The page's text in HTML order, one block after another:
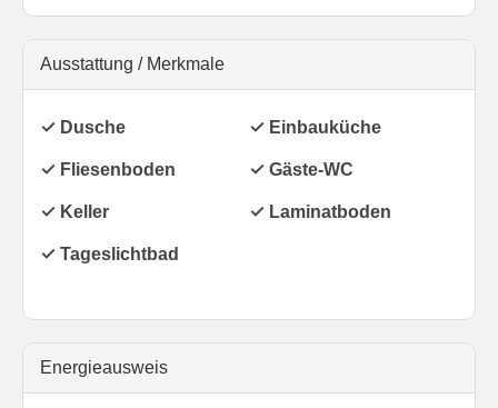
Ausstattung / Merkmale
✓ Dusche ✓ Einbauküche
✓ Fliesenboden ✓ Gäste-WC
✓ Keller ✓ Laminatboden
✓ Tageslichtbad
Energieausweis